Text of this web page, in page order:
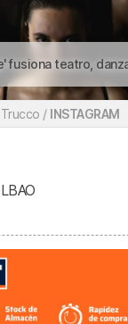
y cine sobre el escenario para invitar a la reflexión | ‘Resurge’ fusiona
Trucco / INSTAGRAM